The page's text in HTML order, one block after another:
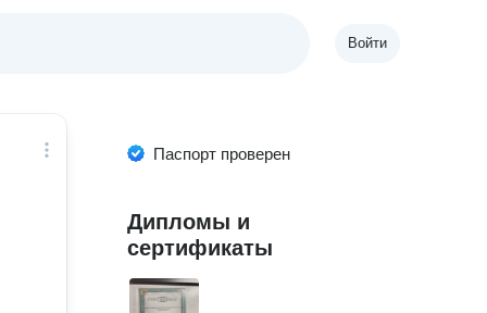
Войти
Паспорт проверен
Дипломы и
сертификаты